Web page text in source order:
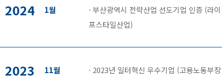
2024 1월
· 부산광역시 전략산업 선도기업 인증 (라이
프스타일산업)
2023 11월
· 2023년 일터혁신 우수기업 (고용노동부장